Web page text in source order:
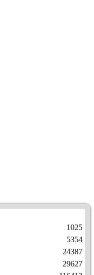
1025
5354
24387
29627